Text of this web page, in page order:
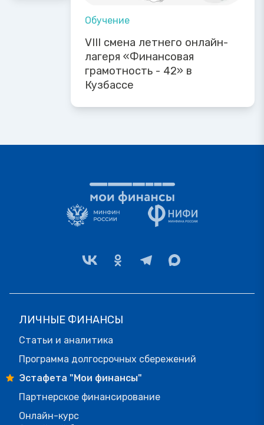
Обучение
VIII смена летнего онлайн-
лагеря «Финансовая
грамотность - 42» в
Кузбассе
ЛИЧНЫЕ ФИНАНСЫ
Статьи и аналитика
Программа долгосрочных сбережений
Эстафета "Мои финансы"
Партнерское финансирование
Онлайн-курс